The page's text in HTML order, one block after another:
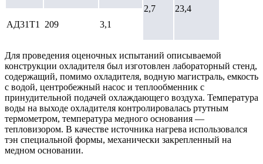
2,7
23,4
АД31Т1
209 3,1
Для проведения оценочных испытаний описываемой
конструкции охладителя был изготовлен лабораторный стенд,
содержащий, помимо охладителя, водную магистраль, емкость
с водой, центробежный насос и теплообменник с
принудительной подачей охлаждающего воздуха. Температура
воды на выходе охладителя контролировалась ртутным
термометром, температура медного основания —
тепловизором. В качестве источника нагрева использовался
тэн специальной формы, механически закрепленный на
медном основании.